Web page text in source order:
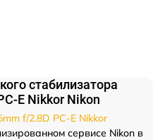
стабилизатора
E Nikkor Nikon
f/2.8D PC-E Nikkor
сервисе Nikon в